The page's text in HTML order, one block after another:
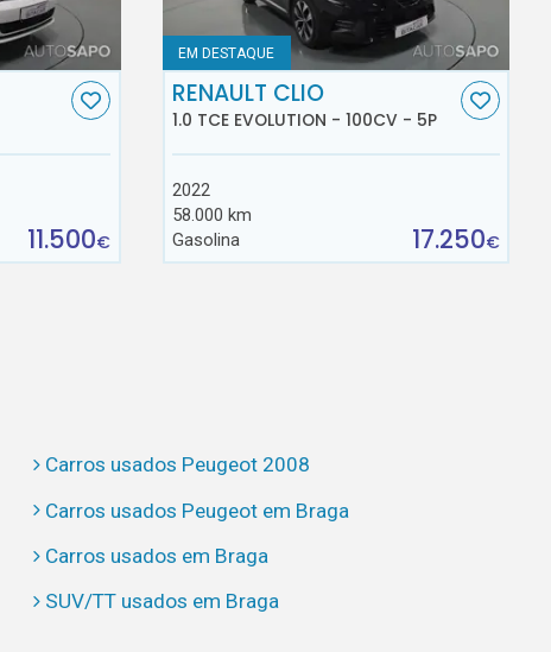
11.500€
EM DESTAQUE
RENAULT CLIO
1.0 TCE EVOLUTION - 100CV - 5P
2022
58.000 km
Gasolina
17.250€
Carros usados Peugeot 2008
Carros usados Peugeot em Braga
Carros usados em Braga
SUV/TT usados em Braga